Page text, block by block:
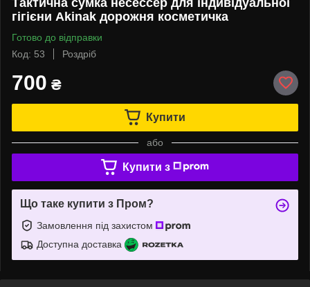
гігієни Akinak дорожня косметичка
Готово до відправки
Код: 53
Роздріб
700 ₴
Купити
або
Купити з
Що таке купити з Пром?
Замовлення під захистом
Доступна доставка